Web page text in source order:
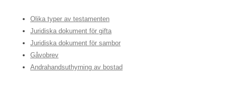
Olika typer av testamenten
Juridiska dokument för gifta
Juridiska dokument för sambor
Gåvobrev
Andrahandsuthyrning av bostad